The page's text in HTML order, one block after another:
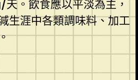
。飲食應以平淡為主，
生涯中各類調味料、加工